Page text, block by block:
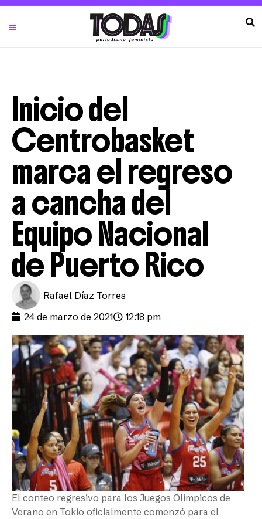
Inicio del
Centrobasket
marca el regreso
a cancha del
Equipo Nacional
de Puerto Rico
Rafael Díaz Torres
24 de marzo de 2021
12:18 pm
El conteo regresivo para los Juegos Olímpicos de
Verano en Tokio oficialmente comenzó para el